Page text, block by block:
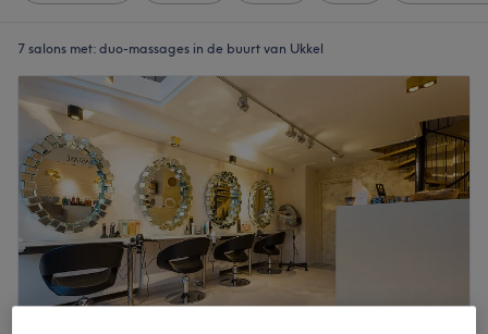
7 salons met: duo-massages in de buurt van Ukkel